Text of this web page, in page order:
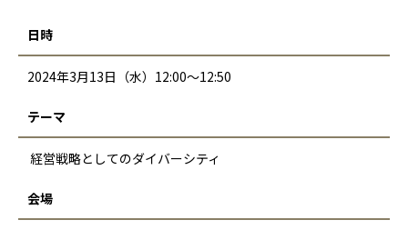
日時
2024年3月13日（水）12:00～12:50
テーマ
経営戦略としてのダイバーシティ
会場